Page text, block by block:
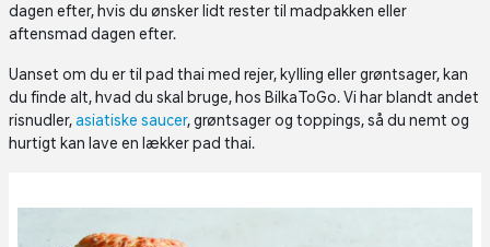
dagen efter, hvis du ønsker lidt rester til madpakken eller
aftensmad dagen efter.
Uanset om du er til pad thai med rejer, kylling eller grøntsager, kan
du finde alt, hvad du skal bruge, hos BilkaToGo. Vi har blandt andet
risnudler,asiatiske saucer, grøntsager og toppings, så du nemt og
hurtigt kan lave en lækker pad thai.